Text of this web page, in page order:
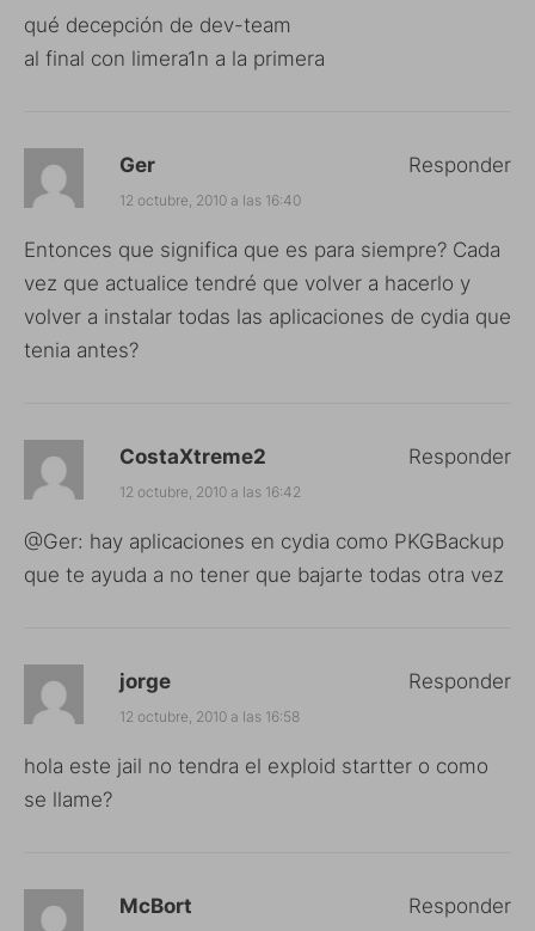
qué decepción de dev-team
al final con limera1n a la primera
Ger
12 octubre, 2010 a las 16:40
Entonces que significa que es para siempre? Cada
vez que actualice tendré que volver a hacerlo y
volver a instalar todas las aplicaciones de cydia que
tenia antes?
Responder
CostaXtreme2
12 octubre, 2010 a las 16:42
@Ger: hay aplicaciones en cydia como PKGBackup
que te ayuda a no tener que bajarte todas otra vez
Responder
jorge
12 octubre, 2010 a las 16:58
hola este jail no tendra el exploid startter o como
se llame?
Responder
McBort Responder